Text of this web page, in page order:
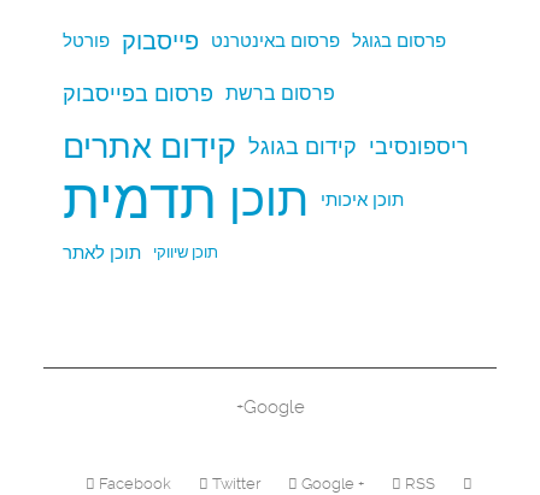
פורטל פייסבוק פרסום באינטרנט פרסום בגוגל
פרסום בפייסבוק פרסום ברשת
קידום אתרים קידום בגוגל ריספונסיבי
תדמית תוכן תוכן איכותי
תוכן לאתר תוכן שיווקי
Google+
Facebook Twitter Google + RSS